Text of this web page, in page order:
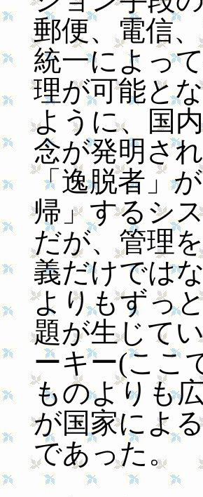
郵便、電信
統一によっ
理が可能と
ように、国
念が発明さ
「逸脱者」
帰」するシ
だが、管理
義だけでは
よりもずっ
題が生じて
ーキー(ここ
ものよりも
が国家によ
であった。